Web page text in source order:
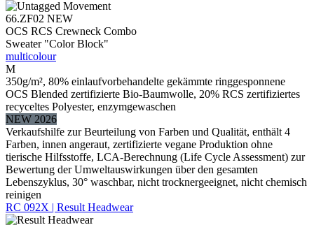
66.ZF02 NEW
OCS RCS Crewneck Combo
Sweater "Color Block"
multicolour
M
350g/m², 80% einlaufvorbehandelte gekämmte ringgesponnene
OCS Blended zertifizierte Bio-Baumwolle, 20% RCS zertifiziertes
recyceltes Polyester, enzymgewaschen
NEW 2026
Verkaufshilfe zur Beurteilung von Farben und Qualität, enthält 4
Farben, innen angeraut, zertifizierte vegane Produktion ohne
tierische Hilfsstoffe, LCA-Berechnung (Life Cycle Assessment) zur
Bewertung der Umweltauswirkungen über den gesamten
Lebenszyklus, 30° waschbar, nicht trocknergeeignet, nicht chemisch
reinigen
RC 092X | Result Headwear